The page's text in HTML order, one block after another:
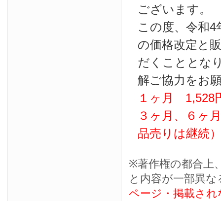
ございます。
この度、令和4
の価格改定と
だくこととな
解ご協力をお
１ヶ月 1,528
３ヶ月、６ヶ
品売りは継続）
※著作権の都合上
と内容が一部異な
ページ・掲載され